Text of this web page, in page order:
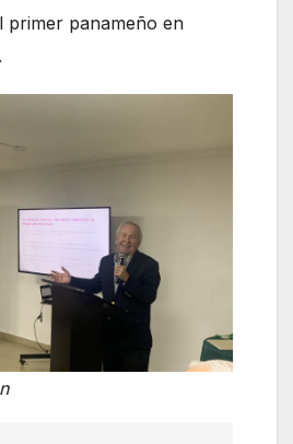
primer panameño en